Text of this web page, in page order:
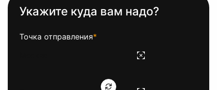
Укажите куда вам надо?
Точка отправления*